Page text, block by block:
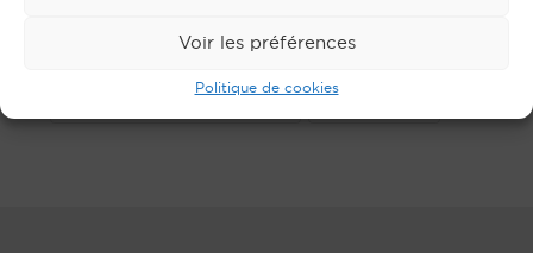
Voir les préférences
Politique de cookies